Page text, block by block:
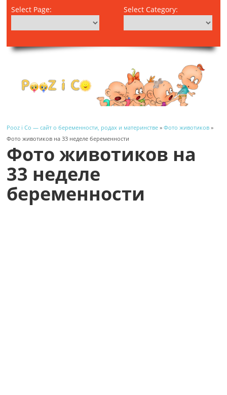
Select Page: Select Category:
Pooz i Co — сайт о беременности, родах и материнстве »Фото животиков »
Фото животиков на 33 неделе беременности
Фото животиков на
33 неделе
беременности